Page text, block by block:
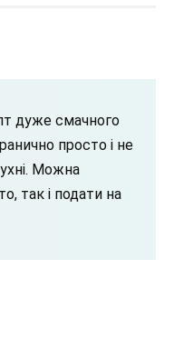
дуже смачного
просто і не
Можна
так і подати на